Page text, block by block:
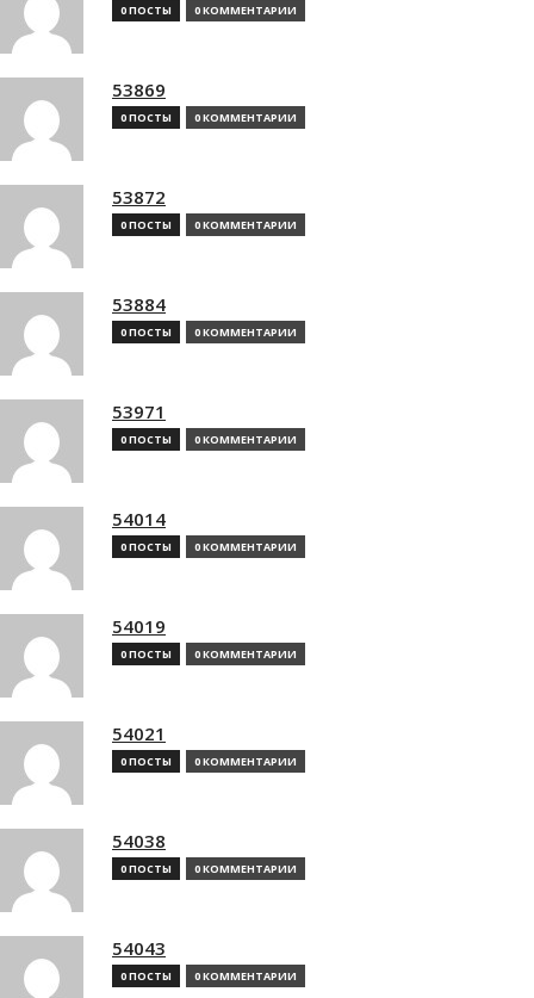
0 ПОСТЫ 0 КОММЕНТАРИИ
53869
0 ПОСТЫ 0 КОММЕНТАРИИ
53872
0 ПОСТЫ 0 КОММЕНТАРИИ
53884
0 ПОСТЫ 0 КОММЕНТАРИИ
53971
0 ПОСТЫ 0 КОММЕНТАРИИ
54014
0 ПОСТЫ 0 КОММЕНТАРИИ
54019
0 ПОСТЫ 0 КОММЕНТАРИИ
54021
0 ПОСТЫ 0 КОММЕНТАРИИ
54038
0 ПОСТЫ 0 КОММЕНТАРИИ
54043
0 ПОСТЫ 0 КОММЕНТАРИИ